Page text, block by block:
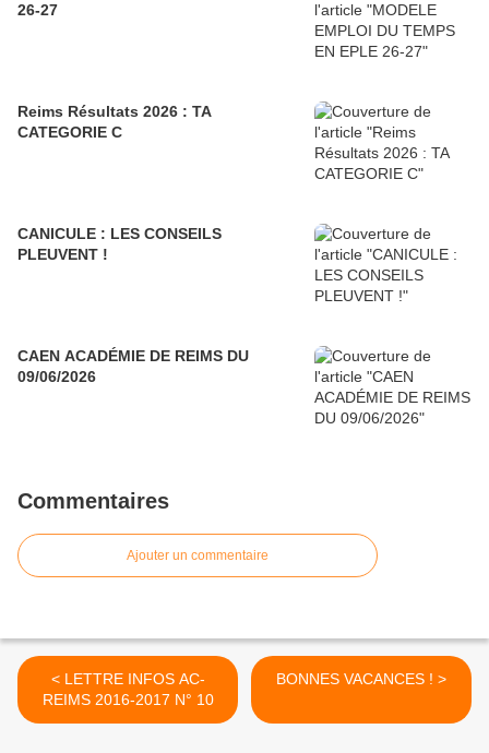
26-27
Reims Résultats 2026 : TA
CATEGORIE C
CANICULE : LES CONSEILS
PLEUVENT !
CAEN ACADÉMIE DE REIMS DU
09/06/2026
Commentaires
Ajouter un commentaire
< LETTRE INFOS AC-
REIMS 2016-2017 N° 10
BONNES VACANCES ! >